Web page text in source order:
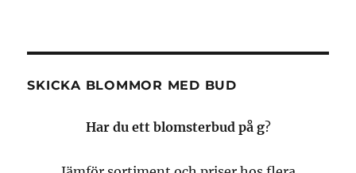
SKICKA BLOMMOR MED BUD
Har du ett blomsterbud på g?